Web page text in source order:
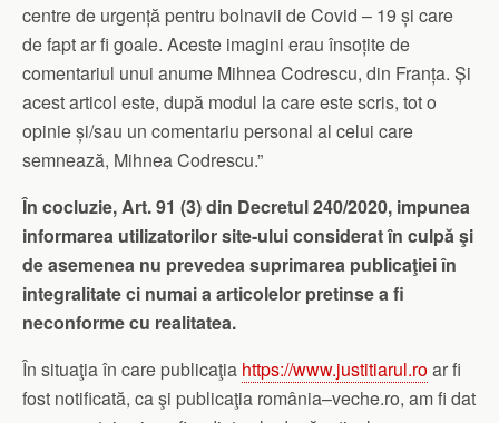
centre de urgență pentru bolnavii de Covid – 19 și care
de fapt ar fi goale. Aceste imagini erau însoțite de
comentariul unui anume Mihnea Codrescu, din Franța. Și
acest articol este, după modul la care este scris, tot o
opinie și/sau un comentariu personal al celui care
semnează, Mihnea Codrescu.”
În cocluzie, Art. 91 (3) din Decretul 240/2020, impunea
informarea utilizatorilor site-ului considerat în culpă şi
de asemenea nu prevedea suprimarea publicaţiei în
integralitate ci numai a articolelor pretinse a fi
neconforme cu realitatea.
În situaţia în care publicaţia https://www.justitiarul.roar fi
fost notificată, ca şi publicaţia românia–veche.ro, am fi dat